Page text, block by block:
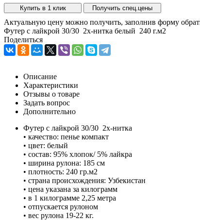
Купить в 1 клик Получить спец.цены
Актуальную цену можно получить, заполнив форму
Футер с лайкрой 30/30 2х-нитка белый 240 г.м2
Поделиться
Описание
Характеристики
Отзывы о товаре
Задать вопрос
Дополнительно
Футер с лайкрой 30/30 2х-нитка
• качество: пенье компакт
• цвет: белый
• состав: 95% хлопок/ 5% лайкра
• ширина рулона: 185 см
• плотность: 240 гр.м2
• страна происхождения: Узбекистан
• цена указана за килограмм
• в 1 килограмме 2,25 метра
• отпускается рулоном
• вес рулона 19-22 кг.